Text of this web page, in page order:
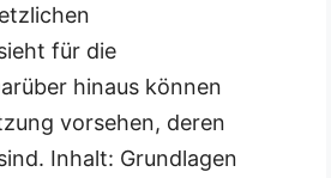
für die
hinaus können
vorsehen, deren
Inhalt: Grundlagen